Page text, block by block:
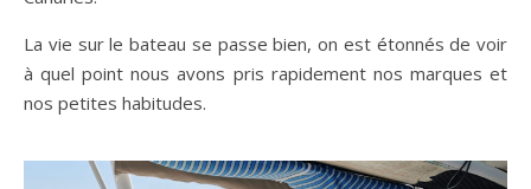
La vie sur le bateau se passe bien, on est étonnés de voir
à quel point nous avons pris rapidement nos marques et
nos petites habitudes.